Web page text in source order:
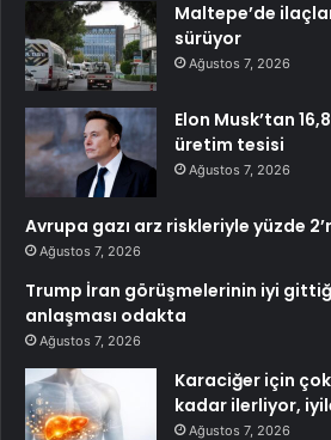
Maltepe’de
sürüyor
Ağustos 7, 2026
Elon Musk’tan
üretim tesisi
Ağustos 7, 2026
Avrupa gazı arz riskleriyle yüzde
Ağustos 7, 2026
Trump İran görüşmelerinin iyi
anlaşması odakta
Ağustos 7, 2026
Karaciğer için
kadar ilerliyor,
Ağustos 7, 2026